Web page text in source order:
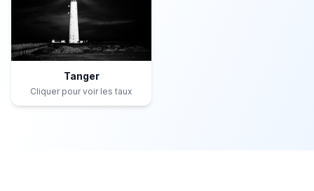
Tanger
Cliquer pour voir les taux